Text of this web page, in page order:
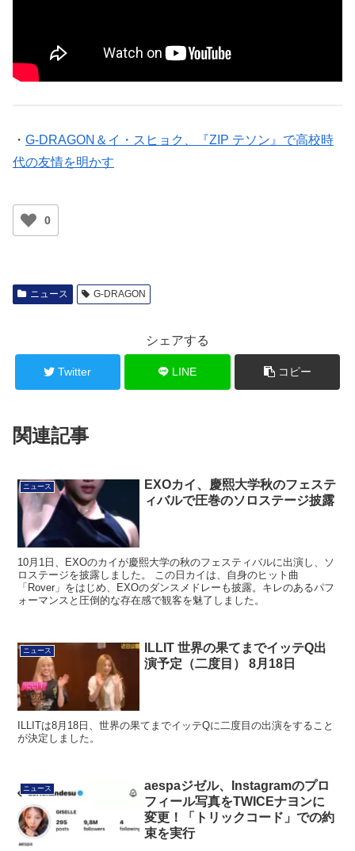
・ G-DRAGON＆イ・スヒョク、『ZIP テソン』で高校時
代の友情を明かす
0
ニュース G-DRAGON
シェアする
Twitter LINE コピー
関連記事
ニュース
EXOカイ、慶熙大学秋のフェステ
ィバルで圧巻のソロステージ披露
10月1日、EXOのカイが慶熙大学の秋のフェスティバルに出演し、ソ
ロステージを披露しました。 この日カイは、自身のヒット曲
「Rover」をはじめ、EXOのダンスメドレーも披露。キレのあるパフ
ォーマンスと圧倒的な存在感で観客を魅了しました。
ニュース
ILLIT 世界の果てまでイッテQ出
演予定（二度目） 8月18日
ILLITは8月18日、世界の果てまでイッテQに二度目の出演をすること
が決定しました。
ニュース
aespaジゼル、Instagramのプロ
フィール写真をTWICEナヨンに
変更！「トリックコード」での約
束を実行